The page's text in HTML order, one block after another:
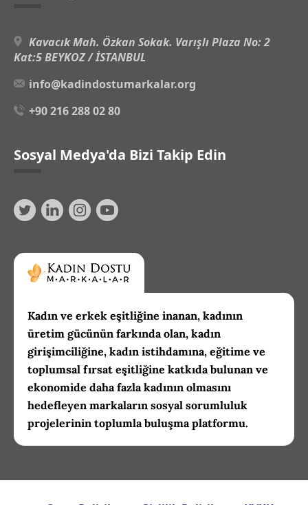
Kavacık Mah. Özkan Sokak. Varışlı Plaza No: 2
Kat:5 BEYKOZ / İSTANBUL
info@kadindostumarkalar.org
+90 216 288 02 80
Sosyal Medya'da Bizi Takip Edin
Kadın ve erkek eşitliğine inanan, kadının
üretim gücünün farkında olan, kadın
girişimciliğine, kadın istihdamına, eğitime ve
toplumsal fırsat eşitliğine katkıda bulunan ve
ekonomide daha fazla kadının olmasını
hedefleyen markaların sosyal sorumluluk
projelerinin toplumla buluşma platformu.